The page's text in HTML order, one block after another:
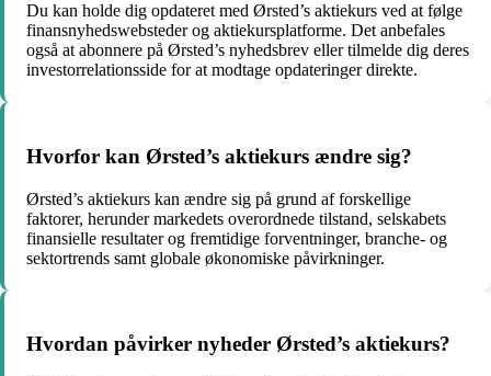
Du kan holde dig opdateret med Ørsted’s aktiekurs ved at følge
finansnyhedswebsteder og aktiekursplatforme. Det anbefales
også at abonnere på Ørsted’s nyhedsbrev eller tilmelde dig deres
investorrelationsside for at modtage opdateringer direkte.
Hvorfor kan Ørsted’s aktiekurs ændre sig?
Ørsted’s aktiekurs kan ændre sig på grund af forskellige
faktorer, herunder markedets overordnede tilstand, selskabets
finansielle resultater og fremtidige forventninger, branche- og
sektortrends samt globale økonomiske påvirkninger.
Hvordan påvirker nyheder Ørsted’s aktiekurs?